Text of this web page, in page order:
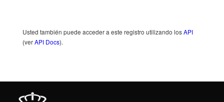
Usted también puede acceder a este registro utilizando losAPI
(verAPI Docs).